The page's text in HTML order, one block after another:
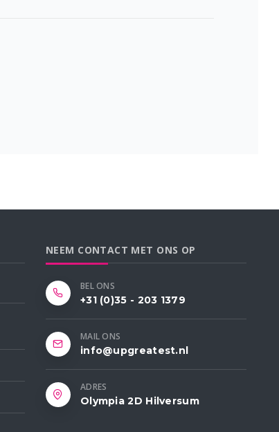
NEEM CONTACT MET ONS OP
BEL ONS
+31 (0)35 - 203 1379
MAIL ONS
info@upgreatest.nl
ADRES
Olympia 2D Hilversum